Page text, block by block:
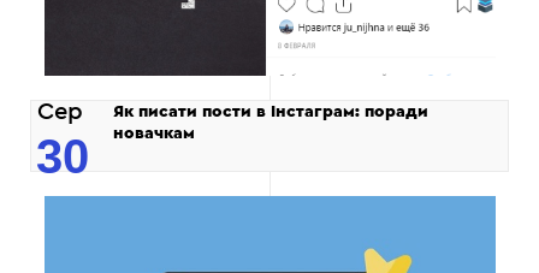
Сер
30
Як писати пости в Інстаграм: поради
новачкам